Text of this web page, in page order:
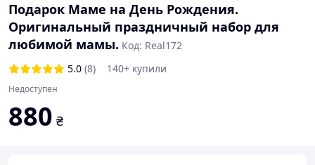
Подарок Маме на День Рождения.
Оригинальный праздничный набор для
любимой мамы. Код: Real172
5.0 (8) 140+ купили
Недоступен
880 ₴